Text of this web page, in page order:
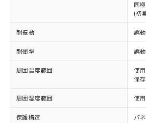
同
(初
耐振動 誤
耐衝撃 誤
周囲温度範囲
使
保
周囲湿度範囲 使
保護構造 パ
在庫状況および標準価格
記載している更新日時点
タに基づき作成されるも
覧された時点での実際の
準価格とは異なる場合が
正式な納期状況および標
様のお取引先、またはお
ムロン制御機器販売店・
オムロン制御機器販売店や
むを得ず変更することがありま
鉛(Pb) 1000ppm以下、 水銀(Hg)
六価クロム(Cr(Ⅵ)) 1000ppm以下、ポリ臭
類(PBB) 1000ppm以下、ポリ臭化ジフェ
(PBDE) 1000ppm以下、フタル酸ビス(2-
ル) (DEHP)(別名：DOP) 1000ppm以下、
ルベンジル（BBP） 1000ppm以下、フタ
（DBP） 1000ppm以下、フタル酸ジイ
但し、RoHS指令で産業用監視および制御
フタル酸エステル類の４物質については閾
図的な使用がないことを確認しています。
「－」：未確認です。当社販売
*中国RoHS10物質の基準値 (GB/T26572)
Pb(鉛) :1000ppm、 Hg(水銀) : 1000ppm
Cr(Ⅵ)(六価クロム) : 1000ppm、 PBBs(ポ
ニル類) : 1000ppm、 PBDEs(ポリ臭化ジ
ル類) : 1000ppm、
DBP(フタル酸ジブチル) : 1000ppm、
DEHP(フタル酸ビス(2-エチルヘキシル)) :
為替および外国貿易法に
（以下｢規制貨物等」とい
または国外への提供する場
国政府の輸出許可(または
可)を取得するなどの必要
当社は規制貨物を破棄す
全に破砕するなど、違法
いよう必要な手段を講じま
当社は貴社製品を、核兵
ル、化学兵器、生物兵器
武器並びにこれらの製造
一定数以上の在庫あり
一定数には満たない
在庫なし(最新の在庫
いては、お客様のお取